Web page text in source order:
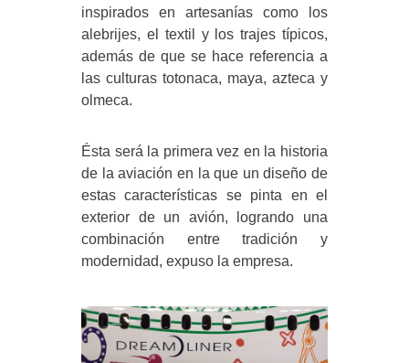
inspirados en artesanías como los
alebrijes, el textil y los trajes típicos,
además de que se hace referencia a
las culturas totonaca, maya, azteca y
olmeca.
Ésta será la primera vez en la historia
de la aviación en la que un diseño de
estas características se pinta en el
exterior de un avión, logrando una
combinación entre tradición y
modernidad, expuso la empresa.